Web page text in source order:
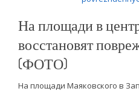
На площади в
восстановят
(ФОТО)
На площади Маяковского в